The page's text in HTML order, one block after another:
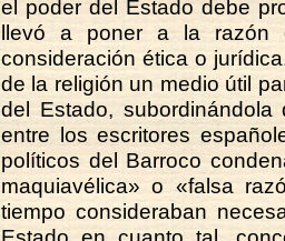
el poder del Estado debe
llevó a poner a la razón
consideración ética o
de la religión un medio útil
del Estado,
entre los escritores
políticos del Barroco
maquiavélica» o «falsa
tiempo consideraban